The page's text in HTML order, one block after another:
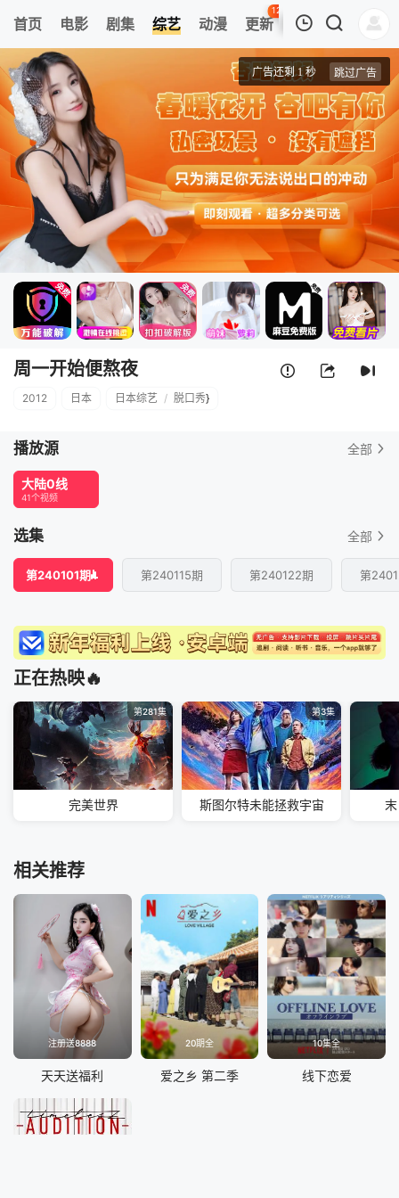
首页 电影 剧集 综艺 动漫 更新
120
热榜 APP
第240101期
周一开始便熬夜
清空
周一开始便熬夜
2012 日本 日本综艺 / 脱口秀}
播放源 全部
大陆0线
41个视频
选集 全部
第240101期 第240115期 第240122期 第
正在热映🔥
第281集
完美世界
第3集
斯图尔特未能拯救宇宙
相关推荐
注册送8888
天天送福利
20期全
爱之乡 第二季
10集全
线下恋爱